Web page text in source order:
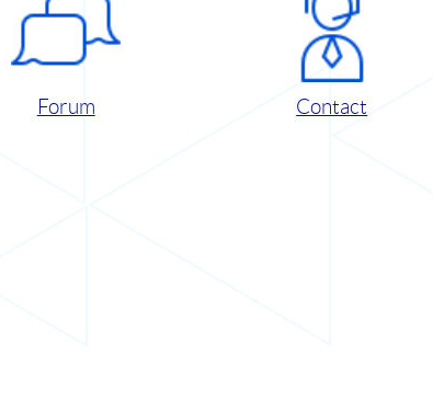
Forum Contact